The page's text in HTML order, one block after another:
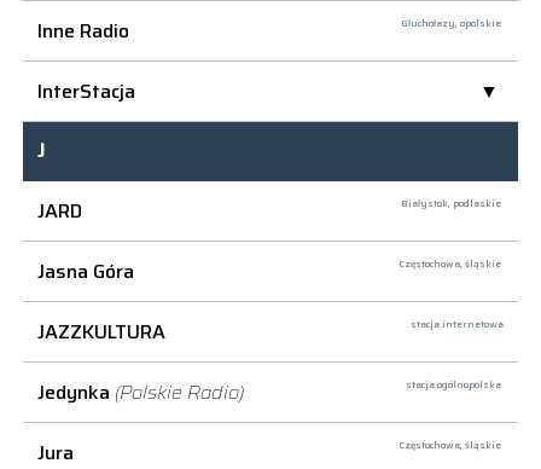
Inne Radio Głuchołazy, opolskie
InterStacja
J
JARD
Białystok, podlaskie
Jasna Góra Częstochowa, śląskie
JAZZKULTURA stacja internetowa
Jedynka (Polskie Radio) stacja ogólnopolska
Jura Częstochowa, śląskie